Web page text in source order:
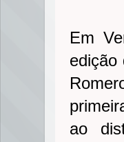
Em
edição
ao